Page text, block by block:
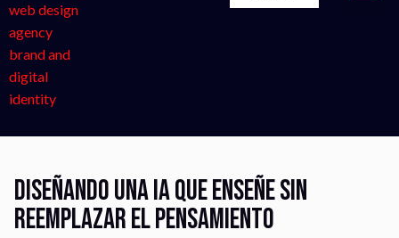
Diseñando una IA que enseñe sin
reemplazar el pensamiento